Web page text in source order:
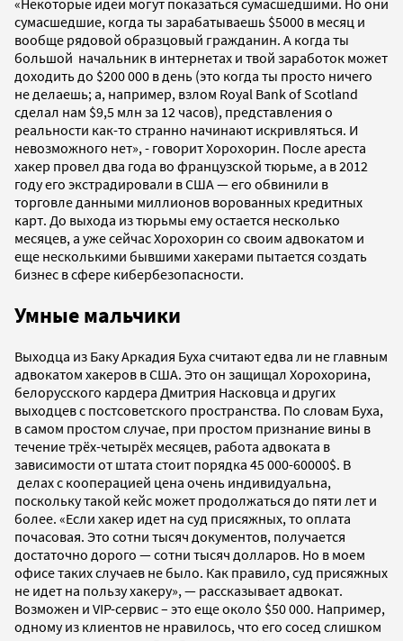
«Некоторые идеи могут показаться сумасшедшими. Но они
сумасшедшие, когда ты зарабатываешь $5000 в месяц и
вообще рядовой образцовый гражданин. А когда ты
большой начальник в интернетах и твой заработок может
доходить до $200 000 в день (это когда ты просто ничего
не делаешь; а, например, взлом Royal Bank of Scotland
сделал нам $9,5 млн за 12 часов), представления о
реальности как-то странно начинают искривляться. И
невозможного нет», - говорит Хорохорин. После ареста
хакер провел два года во французской тюрьме, а в 2012
году его экстрадировали в США — его обвинили в
торговле данными миллионов ворованных кредитных
карт. До выхода из тюрьмы ему остается несколько
месяцев, а уже сейчас Хорохорин со своим адвокатом и
еще несколькими бывшими хакерами пытается создать
бизнес в сфере кибербезопасности.
Умные мальчики
Выходца из Баку Аркадия Буха считают едва ли не главным
адвокатом хакеров в США. Это он защищал Хорохорина,
белорусского кардера Дмитрия Насковца и других
выходцев с постсоветского пространства. По словам Буха,
в самом простом случае, при простом признание вины в
течение трёх-четырёх месяцев, работа адвоката в
зависимости от штата стоит порядка 45 000-60000$. В
делах с кооперацией цена очень индивидуальна,
поскольку такой кейс может продолжаться до пяти лет и
более. «Если хакер идет на суд присяжных, то оплата
почасовая. Это сотни тысяч документов, получается
достаточно дорого — сотни тысяч долларов. Но в моем
офисе таких случаев не было. Как правило, суд присяжных
не идет на пользу хакеру», — рассказывает адвокат.
Возможен и VIP-сервис – это еще около $50 000. Например,
одному из клиентов не нравилось, что его сосед слишком